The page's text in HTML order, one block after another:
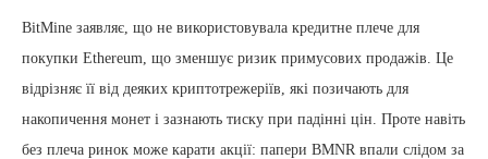
BitMine заявляє, що не використовувала кредитне плече для
покупки Ethereum, що зменшує ризик примусових продажів. Це
відрізняє її від деяких криптотрежеріїв, які позичають для
накопичення монет і зазнають тиску при падінні цін. Проте навіть
без плеча ринок може карати акції: папери BMNR впали слідом за